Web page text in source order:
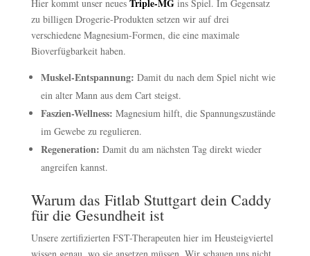
Hier kommt unser neues Triple-MGins Spiel. Im Gegensatz
zu billigen Drogerie-Produkten setzen wir auf drei
verschiedene Magnesium-Formen, die eine maximale
Bioverfügbarkeit haben.
Muskel-Entspannung: Damit du nach dem Spiel nicht wie
ein alter Mann aus dem Cart steigst.
Faszien-Wellness: Magnesium hilft, die Spannungszustände
im Gewebe zu regulieren.
Regeneration: Damit du am nächsten Tag direkt wieder
angreifen kannst.
Warum das Fitlab Stuttgart dein Caddy
für die Gesundheit ist
Unsere zertifizierten FST-Therapeuten hier im Heusteigviertel